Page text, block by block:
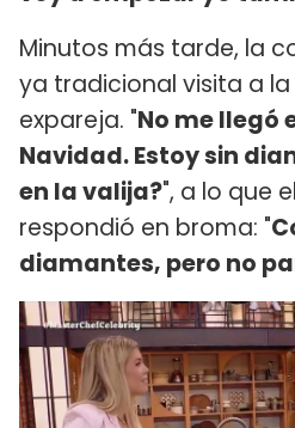
Minutos más tarde, la
ya tradicional visita a
expareja. "No me llegó
Navidad. Estoy sin
en la valija?", a lo que
respondió en broma: "
diamantes, pero no